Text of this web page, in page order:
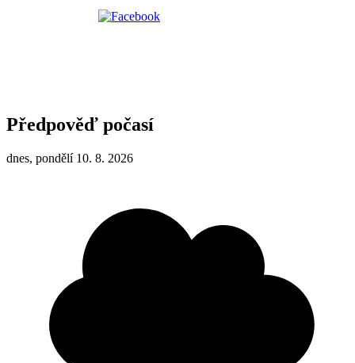
Předpověď počasí
dnes, pondělí 10. 8. 2026